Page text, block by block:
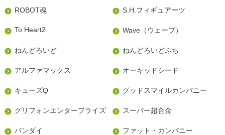
ROBOT魂
S.H.フィギュアーツ
To Heart2 Wave（ウェーブ）
ねんどろいど ねんどろいどぷち
アルファマックス オーキッドシード
キューズQ グッドスマイルカンパニー
グリフォンエンタープライズ スーパー超合金
バンダイ ファット・カンパニー